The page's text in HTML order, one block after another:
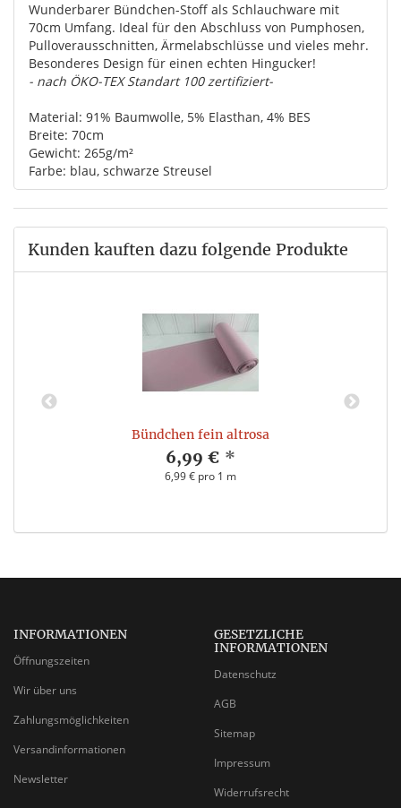
Wunderbarer Bündchen-Stoff als Schlauchware mit
70cm Umfang. Ideal für den Abschluss von Pumphosen,
Pulloverausschnitten, Ärmelabschlüsse und vieles mehr.
Besonderes Design für einen echten Hingucker!
- nach ÖKO-TEX Standart 100 zertifiziert-
Material: 91% Baumwolle, 5% Elasthan, 4% BES
Breite: 70cm
Gewicht: 265g/m²
Farbe: blau, schwarze Streusel
Kunden kauften dazu folgende Produkte
Bündchen fein altrosa
6,99 € *
6,99 € pro 1 m
INFORMATIONEN
Öffnungszeiten
Wir über uns
Zahlungsmöglichkeiten
Versandinformationen
Newsletter
GESETZLICHE
INFORMATIONEN
Datenschutz
AGB
Sitemap
Impressum
Widerrufsrecht